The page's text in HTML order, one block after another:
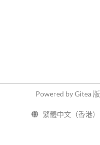
Powered by Gitea
繁體中文（香港）